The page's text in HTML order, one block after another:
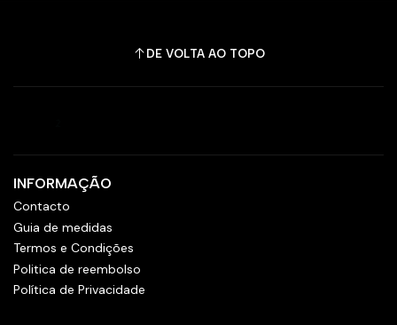
DE VOLTA AO TOPO
INFORMAÇÃO
Contacto
Guia de medidas
Termos e Condições
Politica de reembolso
Política de Privacidade